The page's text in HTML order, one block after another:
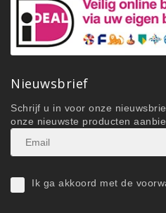
Nieuwsbrief
Schrijf u in voor onze
onze nieuwste producten
Ik ga akkoord met de